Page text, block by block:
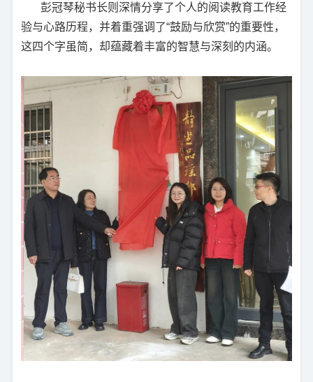
彭冠琴秘书长则深情分享了个人的阅读教育工作经
验与心路历程，并着重强调了“鼓励与欣赏”的重要性，
这四个字虽简，却蕴藏着丰富的智慧与深刻的内涵。